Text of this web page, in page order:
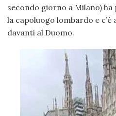
secondo giorno a Milano)
la capoluogo lombardo e c’è
davanti al Duomo.